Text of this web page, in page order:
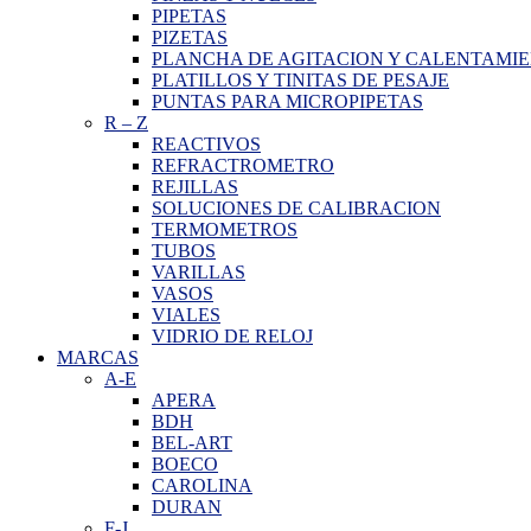
PIPETAS
PIZETAS
PLANCHA DE AGITACION Y
PLATILLOS Y TINITAS DE PESAJE
PUNTAS PARA MICROPIPETAS
R – Z
REACTIVOS
REFRACTROMETRO
REJILLAS
SOLUCIONES DE CALIBRACION
TERMOMETROS
TUBOS
VARILLAS
VASOS
VIALES
VIDRIO DE RELOJ
MARCAS
A-E
APERA
BDH
BEL-ART
BOECO
CAROLINA
DURAN